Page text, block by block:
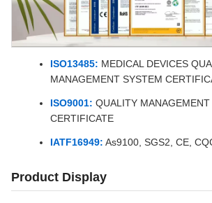
ISO13485: MEDICAL DEVICES
MANAGEMENT SYSTEM
ISO9001: QUALITY MANAGEMENT
CERTIFICATE
IATF16949: As9100, SGS2, CE,
Product Display